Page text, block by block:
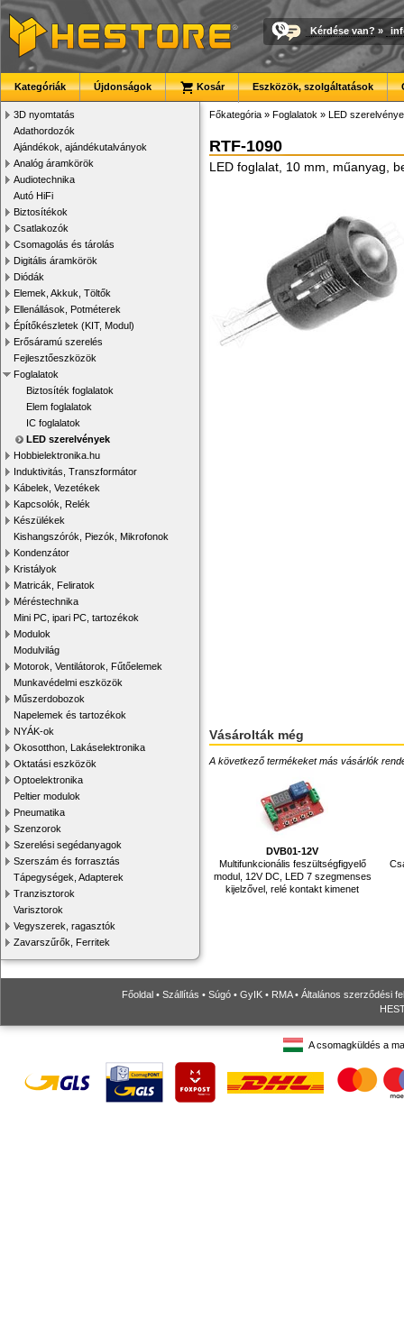
Kérdése van? »
Kategóriák Újdonságok Kosár Eszközök, szolgáltatások
3D nyomtatás
Adathordozók
Ajándékok, ajándékutalványok
Analóg áramkörök
Audiotechnika
Autó HiFi
Biztosítékok
Csatlakozók
Csomagolás és tárolás
Digitális áramkörök
Diódák
Elemek, Akkuk, Töltők
Ellenállások, Potméterek
Építőkészletek (KIT, Modul)
Erősáramú szerelés
Fejlesztőeszközök
Foglalatok
Biztosíték foglalatok
Elem foglalatok
IC foglalatok
LED szerelvények
Hobbielektronika.hu
Induktivitás, Transzformátor
Kábelek, Vezetékek
Kapcsolók, Relék
Készülékek
Kishangszórók, Piezók, Mikrofonok
Kondenzátor
Kristályok
Matricák, Feliratok
Méréstechnika
Mini PC, ipari PC, tartozékok
Modulok
Modulvilág
Motorok, Ventilátorok, Fűtőelemek
Munkavédelmi eszközök
Műszerdobozok
Napelemek és tartozékok
NYÁK-ok
Okosotthon, Lakáselektronika
Oktatási eszközök
Optoelektronika
Peltier modulok
Pneumatika
Szenzorok
Szerelési segédanyagok
Szerszám és forrasztás
Tápegységek, Adapterek
Tranzisztorok
Varisztorok
Vegyszerek, ragasztók
Zavarszűrők, Ferritek
Főkategória » Foglalatok » LED
RTF-1090
LED foglalat, 10 mm, műanyag,
Vásárolták még
A következő termékeket más vásárlók
DVB01-12V
Multifunkcionális feszültségfigyelő
modul, 12V DC, LED 7 szegmenses
kijelzővel, relé kontakt kimenet
Főoldal • Szállítás • Súgó • GyIK • RMA• Általános szerződési
A csomagküldés a